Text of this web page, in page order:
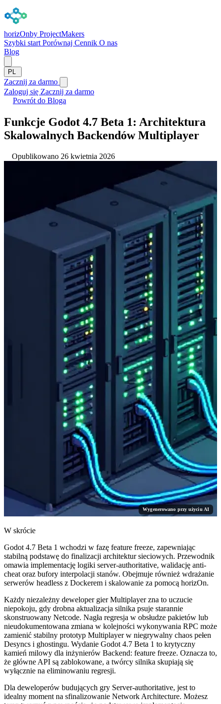
horizOnby ProjectMakers
Szybki start Porównaj Cennik O nas
Blog
PL
Zacznij za darmo
Zaloguj się Zacznij za darmo
Powrót do Bloga
Funkcje Godot 4.7 Beta 1: Architektura
Skalowalnych Backendów Multiplayer
Opublikowano 26 kwietnia 2026
Wygenerowano przy użyciu AI
W skrócie
Godot 4.7 Beta 1 wchodzi w fazę feature freeze, zapewniając
stabilną podstawę do finalizacji architektur sieciowych. Przewodnik
omawia implementację logiki server-authoritative, walidację anti-
cheat oraz bufory interpolacji stanów. Obejmuje również wdrażanie
serwerów headless z Dockerem i skalowanie za pomocą horizOn.
Każdy niezależny deweloper gier Multiplayer zna to uczucie
niepokoju, gdy drobna aktualizacja silnika psuje starannie
skonstruowany Netcode. Nagła regresja w obsłudze pakietów lub
nieudokumentowana zmiana w kolejności wykonywania RPC może
zamienić stabilny prototyp Multiplayer w niegrywalny chaos pełen
Desyncs i ghostingu. Wydanie Godot 4.7 Beta 1 to krytyczny
kamień milowy dla inżynierów Backend: feature freeze. Oznacza to,
że główne API są zablokowane, a twórcy silnika skupiają się
wyłącznie na eliminowaniu regresji.
Dla deweloperów budujących gry Server-authoritative, jest to
idealny moment na sfinalizowanie Network Architecture. Możesz